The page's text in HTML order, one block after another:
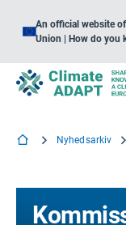
An official website
Union | How do you
Nyhedsarkiv